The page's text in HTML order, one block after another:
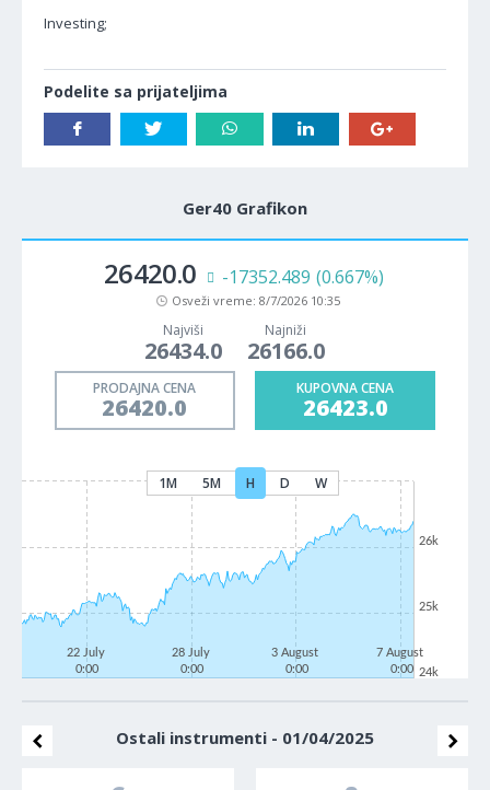
Investing;
Podelite sa prijateljima
Ger40 Grafikon
26420.0 -17352.489 (0.667%)
Osveži vreme: 8/7/2026 10:35
Najviši
26434.0
Najniži
26166.0
PRODAJNA CENA
26420.0
KUPOVNA CENA
26423.0
1M 5M H D W
22 July
0:00
28 July
0:00
3 August
0:00
7 August
0:00 24k
25k
26k
Ostali instrumenti - 01/04/2025